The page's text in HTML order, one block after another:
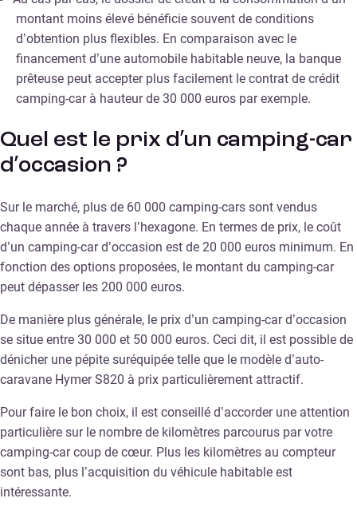
montant moins élevé bénéficie souvent de conditions
d’obtention plus flexibles. En comparaison avec le
financement d’une automobile habitable neuve, la banque
prêteuse peut accepter plus facilement le contrat de crédit
camping-car à hauteur de 30 000 euros par exemple.
Quel est le prix d’un camping-car
d’occasion ?
Sur le marché, plus de 60 000 camping-cars sont vendus
chaque année à travers l’hexagone. En termes de prix, le coût
d’un camping-car d’occasion est de 20 000 euros minimum. En
fonction des options proposées, le montant du camping-car
peut dépasser les 200 000 euros.
De manière plus générale, le prix d’un camping-car d’occasion
se situe entre 30 000 et 50 000 euros. Ceci dit, il est possible de
dénicher une pépite suréquipée telle que le modèle d’auto-
caravane Hymer S820 à prix particulièrement attractif.
Pour faire le bon choix, il est conseillé d’accorder une attention
particulière sur le nombre de kilomètres parcourus par votre
camping-car coup de cœur. Plus les kilomètres au compteur
sont bas, plus l’acquisition du véhicule habitable est
intéressante.